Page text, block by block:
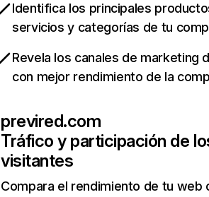
Identifica los principales
servicios y categorías de tu
Revela los canales de marketing
con mejor rendimiento de la
previred.com
Tráfico y participación de
visitantes
Compara el rendimiento de tu web